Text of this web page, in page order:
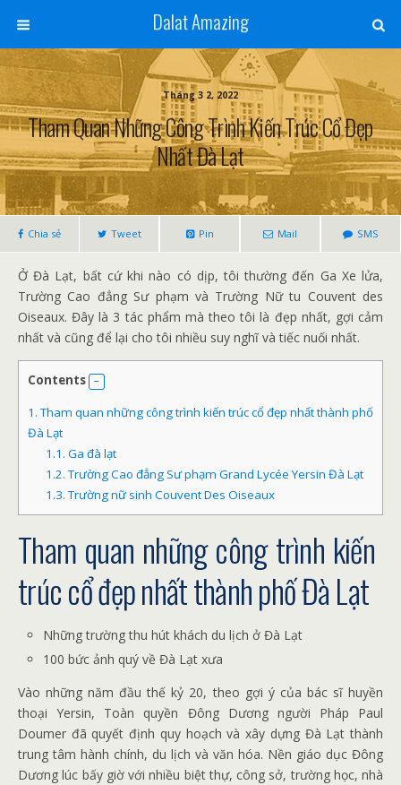
Dalat Amazing
Tháng 3 2, 2022
Tham Quan Những Công Trình Kiến ​​trúc Cổ Đẹp
Nhất Đà Lạt
Chia sẻ Tweet Pin Mail SMS
Ở Đà Lạt, bất cứ khi nào có dịp, tôi thường đến Ga Xe lửa,
Trường Cao đẳng Sư phạm và Trường Nữ tu Couvent des
Oiseaux. Đây là 3 tác phẩm mà theo tôi là đẹp nhất, gợi cảm
nhất và cũng để lại cho tôi nhiều suy nghĩ và tiếc nuối nhất.
Contents
1.Tham quan những công trình kiến ​​trúc cổ đẹp nhất thành phố
Đà Lạt
1.1. Ga đà lạt
1.2.Trường Cao đẳng Sư phạm Grand Lycée Yersin Đà Lạt
1.3.Trường nữ sinh Couvent Des Oiseaux
Tham quan những công trình kiến ​​
trúc cổ đẹp nhất thành phố Đà Lạt
Những trường thu hút khách du lịch ở Đà Lạt
100 bức ảnh quý về Đà Lạt xưa
Vào những năm đầu thế kỷ 20, theo gợi ý của bác sĩ huyền
thoại Yersin, Toàn quyền Đông Dương người Pháp Paul
Doumer đã quyết định quy hoạch và xây dựng Đà Lạt thành
trung tâm hành chính, du lịch và văn hóa. Nền giáo dục Đông
Dương lúc bấy giờ với nhiều biệt thự, công sở, trường học, nhà